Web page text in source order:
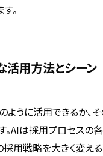
。
活用方法とシーン
ように活用できるか、
。AIは採用プロセスの
採用戦略を大きく変え